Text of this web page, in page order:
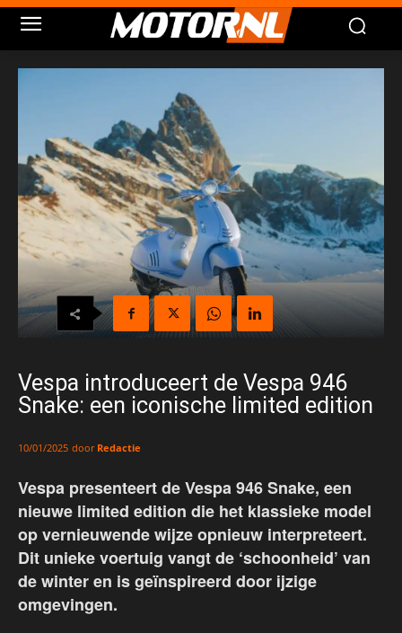
Vespa introduceert de Vespa 946
Snake: een iconische limited edition
10/01/2025 door Redactie
Vespa presenteert de Vespa 946 Snake, een
nieuwe limited edition die het klassieke model
op vernieuwende wijze opnieuw interpreteert.
Dit unieke voertuig vangt de ‘schoonheid’ van
de winter en is geïnspireerd door ijzige
omgevingen.